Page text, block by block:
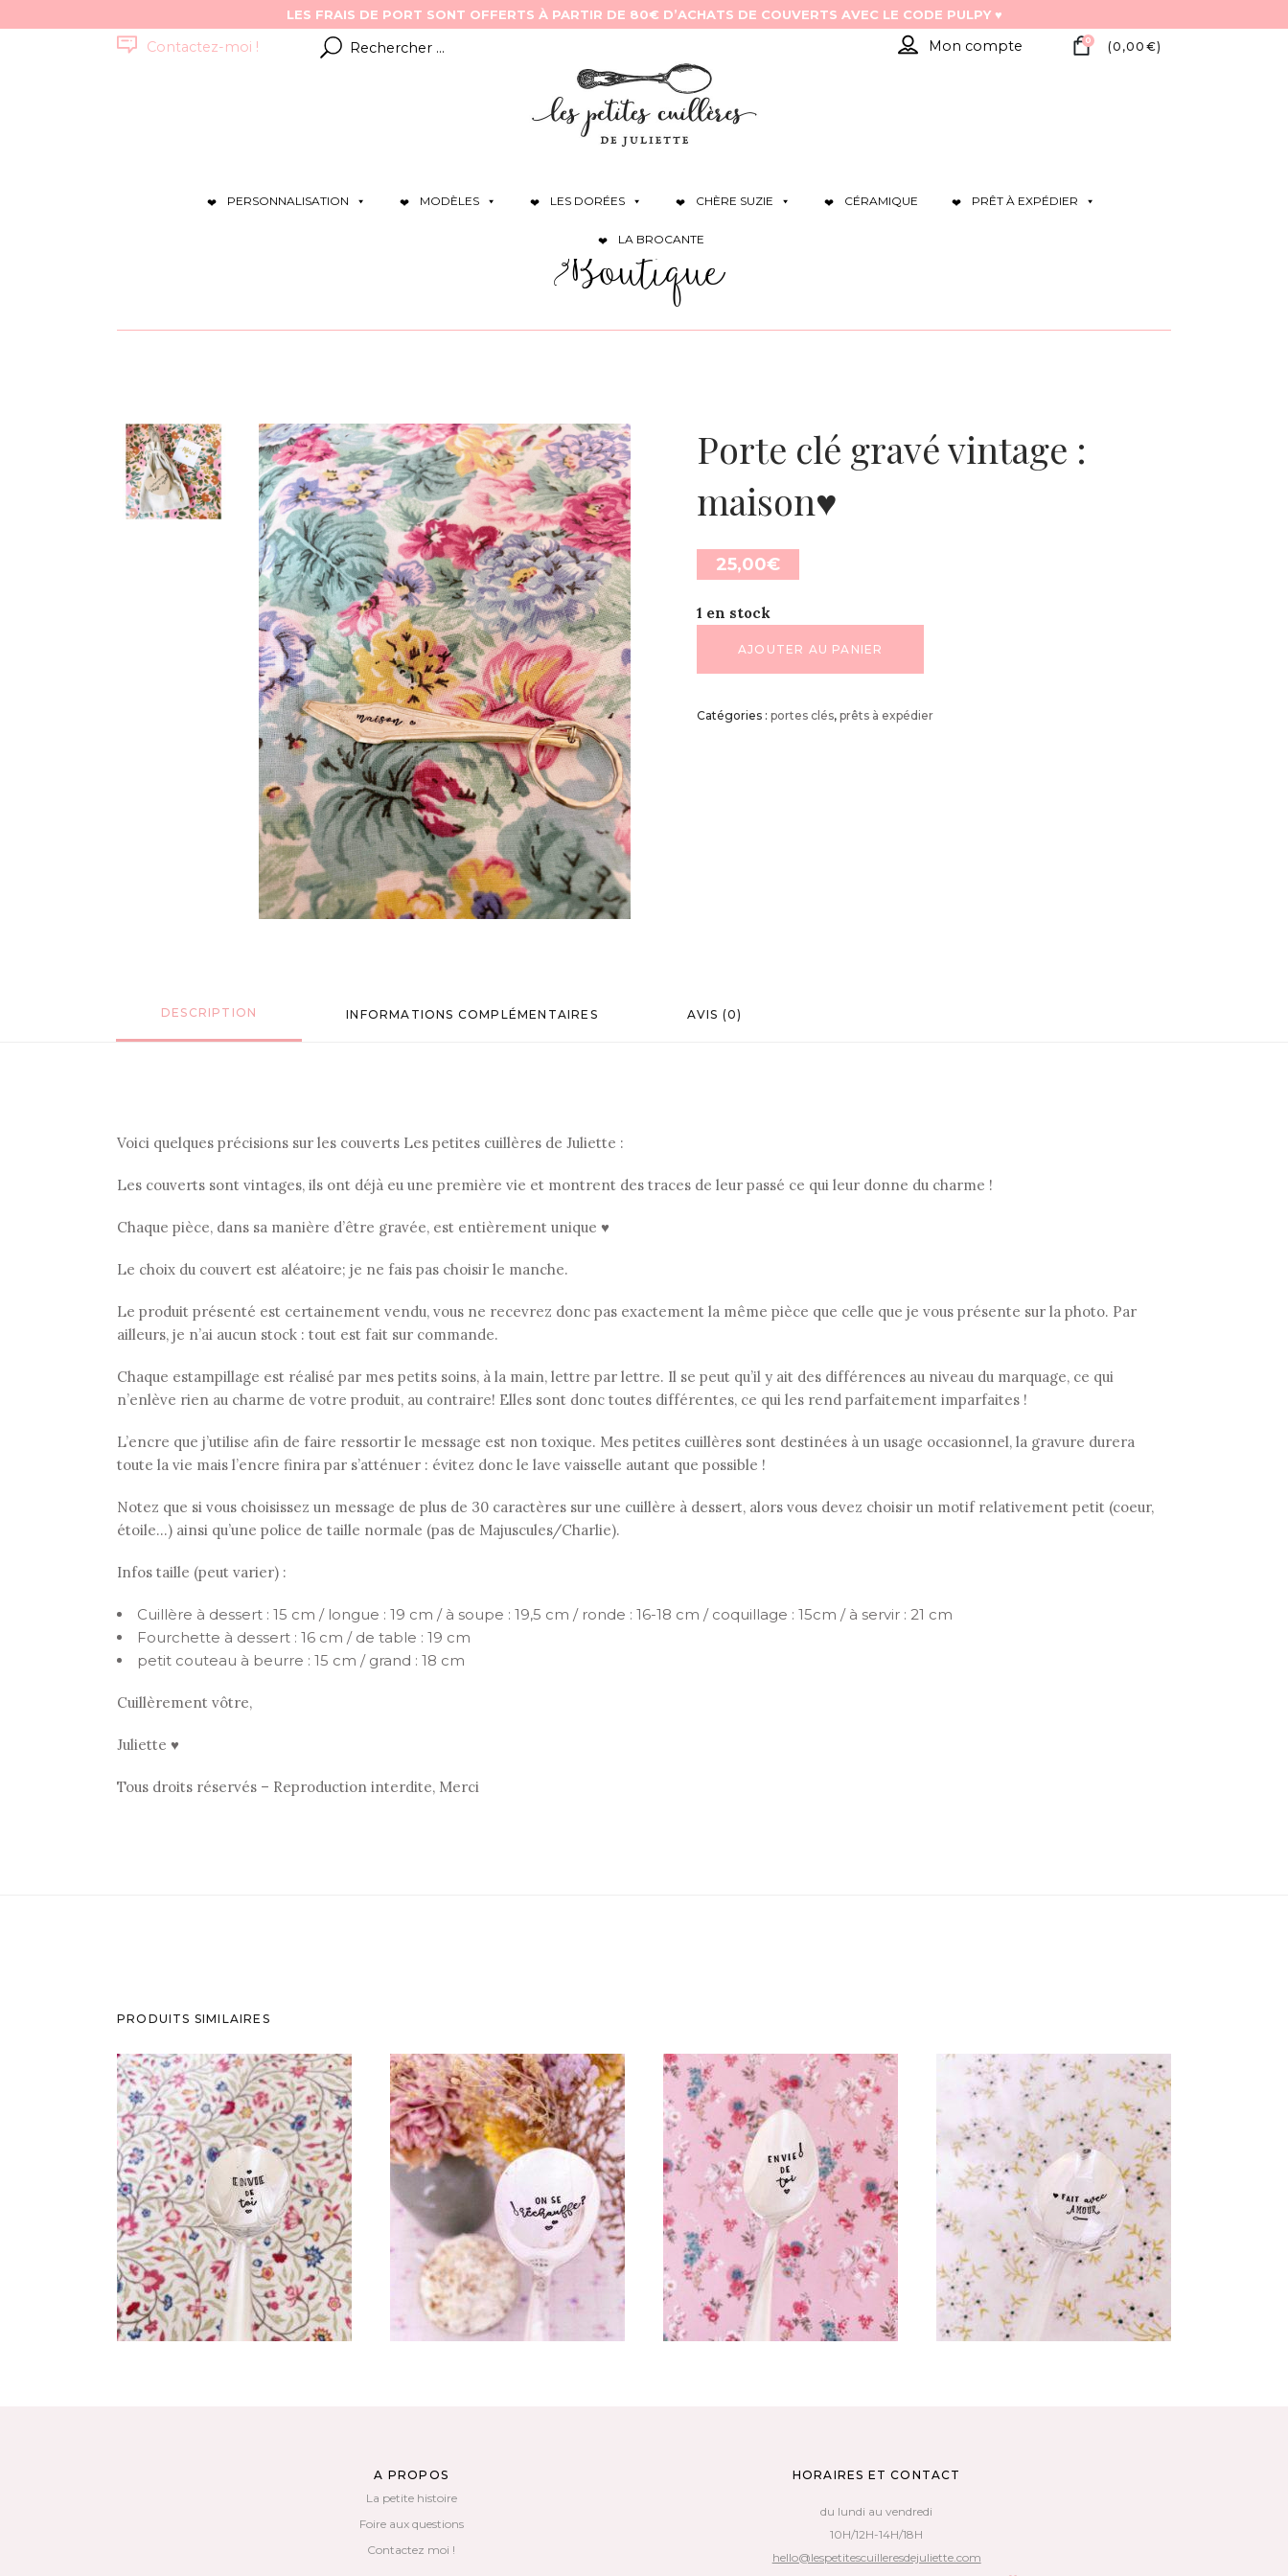
Contactez-moi !
Résultats
pour
Mon compte 0 (0,00 €)
PERSONNALISATION MODÈLES LES DORÉES CHÈRE SUZIE CÉRAMIQUE PRÊT À EXPÉDIER
LA BROCANTE
Boutique
Porte clé gravé vintage :
maison♥
25,00€
1 en stock
AJOUTER AU PANIER
Catégories : portes clés, prêts à expédier
DESCRIPTION INFORMATIONS COMPLÉMENTAIRES AVIS (0)
Voici quelques précisions sur les couverts Les petites cuillères de Juliette :
Les couverts sont vintages, ils ont déjà eu une première vie et montrent des traces de leur passé ce qui leur donne du charme !
Chaque pièce, dans sa manière d’être gravée, est entièrement unique ♥
Le choix du couvert est aléatoire; je ne fais pas choisir le manche.
Le produit présenté est certainement vendu, vous ne recevrez donc pas exactement la même pièce que celle que je vous présente sur la photo. Par
ailleurs, je n’ai aucun stock : tout est fait sur commande.
Chaque estampillage est réalisé par mes petits soins, à la main, lettre par lettre. Il se peut qu’il y ait des différences au niveau du marquage, ce qui
n’enlève rien au charme de votre produit, au contraire! Elles sont donc toutes différentes, ce qui les rend parfaitement imparfaites !
L’encre que j’utilise afin de faire ressortir le message est non toxique. Mes petites cuillères sont destinées à un usage occasionnel, la gravure durera
toute la vie mais l’encre finira par s’atténuer : évitez donc le lave vaisselle autant que possible !
Notez que si vous choisissez un message de plus de 30 caractères sur une cuillère à dessert, alors vous devez choisir un motif relativement petit (coeur,
étoile…) ainsi qu’une police de taille normale (pas de Majuscules/Charlie).
Infos taille (peut varier) :
Cuillère à dessert : 15 cm / longue : 19 cm / à soupe : 19,5 cm / ronde : 16-18 cm / coquillage : 15cm / à servir : 21 cm
Fourchette à dessert : 16 cm / de table : 19 cm
petit couteau à beurre : 15 cm / grand : 18 cm
Cuillèrement vôtre,
Juliette ♥
Tous droits réservés – Reproduction interdite, Merci
PRODUITS SIMILAIRES
CUILLÈRE ATYPIQUE GRAVÉE
VINTAGE : ENVIE DE TOI
35,00€
AJOUTER AU PANIER
CUILLÈRE ATYPIQUE GRAVÉE
VINTAGE : ON SE RÉCHAUFFE ?
35,00
AJOUTER AU PANIER
CHOOSE – MINI CUILLÈRE
ATYPIQUE GRAVÉE VINTAGE :
ENVIE DE TOI
35,00
AJOUTER AU PANIER
CUILLÈRE ATYPIQUE GRAVÉE
VINTAGE : FAIT AVEC AMOUR
AJOUTER AU PANIER
A PROPOS
La petite histoire
Foire aux questions
Contactez moi !
HORAIRES ET CONTACT
du lundi au vendredi
10H/12H-14H/18H
hello@lespetitescuilleresdejuliette.com